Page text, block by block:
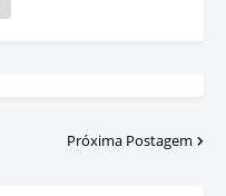
Próxima Postagem